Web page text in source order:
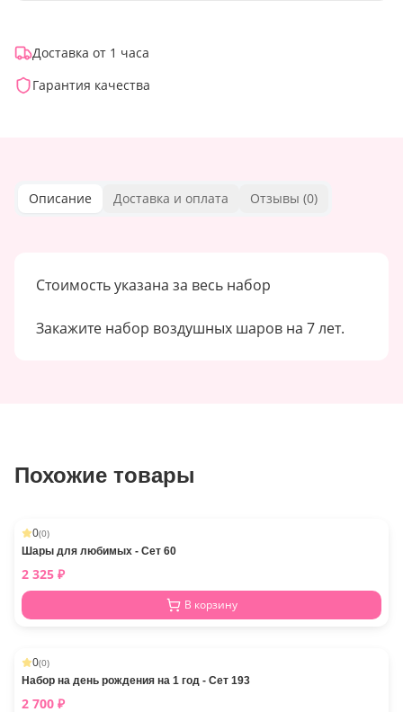
Доставка от 1 часа
Гарантия качества
Описание Доставка и оплата Отзывы (0)
Стоимость указана за весь набор
Закажите набор воздушных шаров на 7 лет.
Похожие товары
0(0)
Шары для любимых - Сет 60
2 325 ₽
В корзину
0(0)
Набор на день рождения на 1 год - Сет 193
2 700 ₽